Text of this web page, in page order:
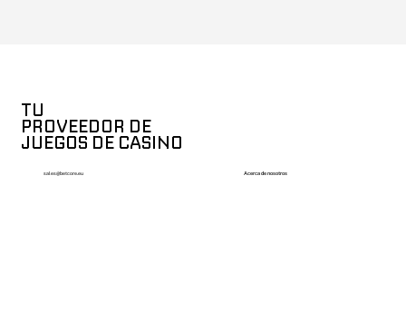
TU
PROVEEDOR DE
JUEGOS DE CASINO
sales@betcore.eu Acerca de nosotros